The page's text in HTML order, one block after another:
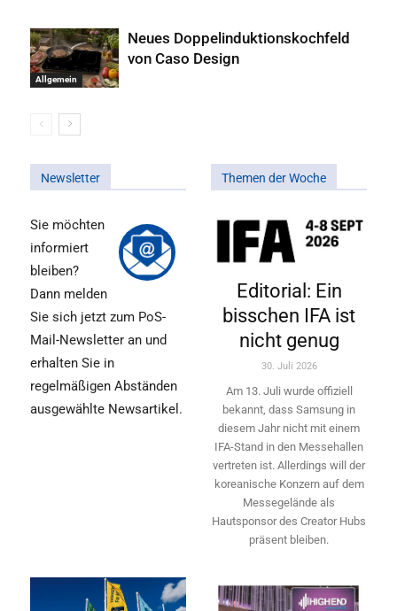
Allgemein
Neues Doppelinduktionskochfeld
von Caso Design
Newsletter
Sie möchten
informiert
bleiben?
Dann melden
Sie sich jetzt zum PoS-
Mail-Newsletter an und
erhalten Sie in
regelmäßigen Abständen
ausgewählte Newsartikel.
Themen der Woche
Editorial: Ein
bisschen IFA ist
nicht genug
30. Juli 2026
Am 13. Juli wurde offiziell
bekannt, dass Samsung in
diesem Jahr nicht mit einem
IFA-Stand in den Messehallen
vertreten ist. Allerdings will ­der
koreanische Konzern auf dem
Messegelände als
Hautsponsor des Creator Hubs
präsent bleiben.